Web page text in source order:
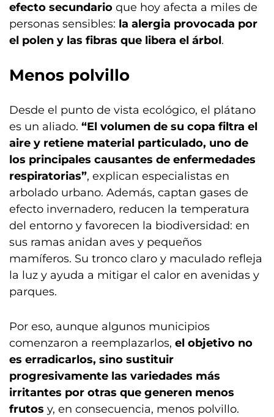
efecto secundario que hoy afecta a miles de
personas sensibles: la alergia provocada por
el polen y las fibras que libera el árbol.
Menos polvillo
Desde el punto de vista ecológico, el plátano
es un aliado. “El volumen de su copa filtra el
aire y retiene material particulado, uno de
los principales causantes de enfermedades
respiratorias”, explican especialistas en
arbolado urbano. Además, captan gases de
efecto invernadero, reducen la temperatura
del entorno y favorecen la biodiversidad: en
sus ramas anidan aves y pequeños
mamíferos. Su tronco claro y maculado refleja
la luz y ayuda a mitigar el calor en avenidas y
parques.
Por eso, aunque algunos municipios
comenzaron a reemplazarlos, el objetivo no
es erradicarlos, sino sustituir
progresivamente las variedades más
irritantes por otras que generen menos
frutos y, en consecuencia, menos polvillo.